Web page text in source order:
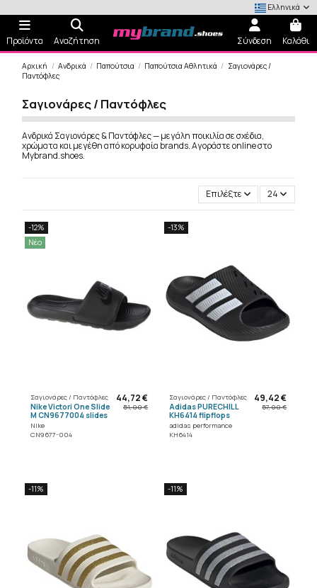
Ελληνικά
Προϊόντα Αναζήτηση Σύνδεση Καλάθι
Αρχική Ανδρικά Παπούτσια Παπούτσια Αθλητικά
Σαγιονάρες /
Παντόφλες
Σαγιονάρες / Παντόφλες
Ανδρικά Σαγιονάρες & Παντόφλες — μεγάλη ποικιλία σε σχέδια,
χρώματα και μεγέθη από κορυφαία brands. Αγοράστε online στο
Mybrand.shoes.
Επιλέξτε 24
-12%
Νέο
Σαγιονάρες / Παντόφλες
Nike Victori One Slide
M CN9677004 slides
Nike
CN9677-004
44,72 €
51,00 €
-13%
Σαγιονάρες / Παντόφλες
Adidas PURECHILL
KH6414 flipflops
adidas performance
KH6414
49,42 €
57,00 €
-11% -11%